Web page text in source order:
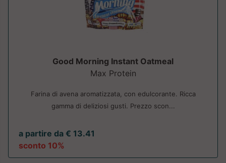
Good Morning Instant Oatmeal
Max Protein
Farina di avena aromatizzata, con edulcorante. Ricca
gamma di deliziosi gusti. Prezzo scon...
a partire da € 13.41
sconto 10%